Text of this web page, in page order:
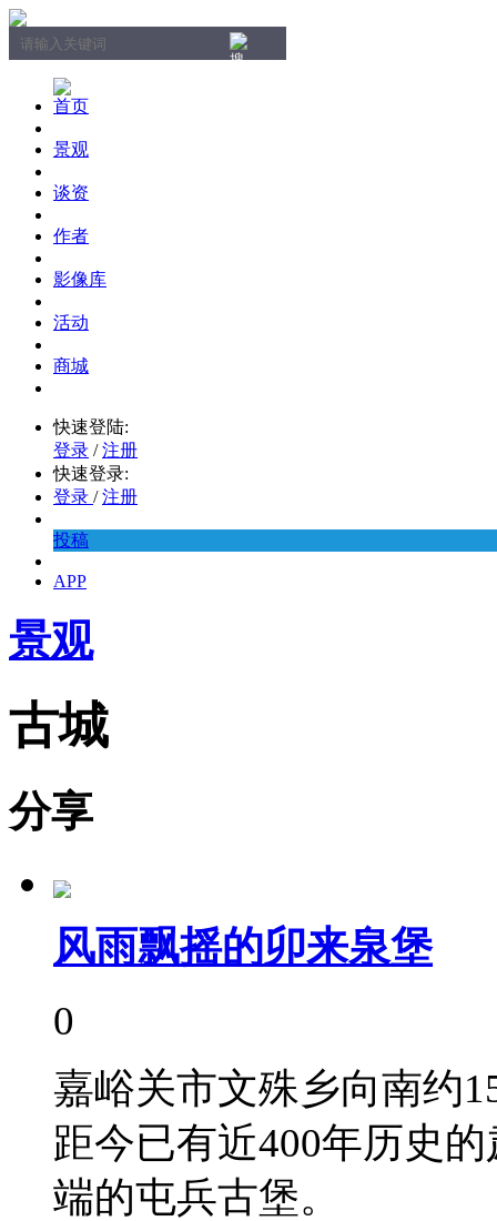
首页
景观
谈资
作者
影像库
活动
商城
快速登陆:
登录 / 注册
快速登录:
登录 / 注册
投稿
APP
景观
古城
分享
风雨飘摇的卯来泉堡
0
嘉峪关市文殊乡向南约
距今已有近400年历史
端的屯兵古堡。